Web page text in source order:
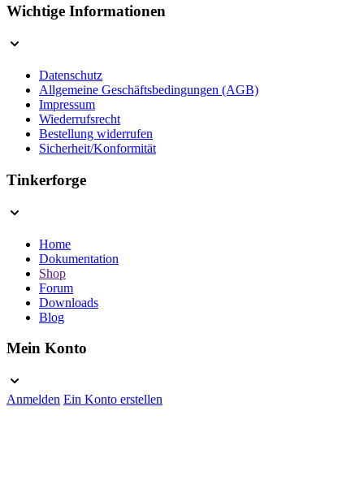
Wichtige Informationen
Datenschutz
Allgemeine Geschäftsbedingungen (AGB)
Impressum
Wiederrufsrecht
Bestellung widerrufen
Sicherheit/Konformität
Tinkerforge
Home
Dokumentation
Shop
Forum
Downloads
Blog
Mein Konto
Anmelden Ein Konto erstellen